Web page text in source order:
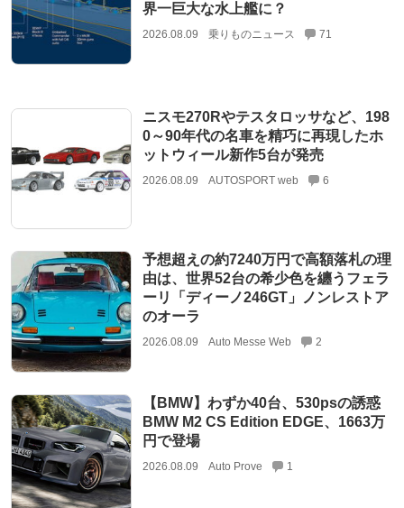
界一巨大な水上艦に？
2026.08.09 乗りものニュース 71
ニスモ270Rやテスタロッサなど、198
0～90年代の名車を精巧に再現したホ
ットウィール新作5台が発売
2026.08.09 AUTOSPORT web 6
予想超えの約7240万円で高額落札の理
由は、世界52台の希少色を纏うフェラ
ーリ「ディーノ246GT」ノンレストア
のオーラ
2026.08.09 Auto Messe Web 2
【BMW】わずか40台、530psの誘惑
BMW M2 CS Edition EDGE、1663万
円で登場
2026.08.09 Auto Prove 1